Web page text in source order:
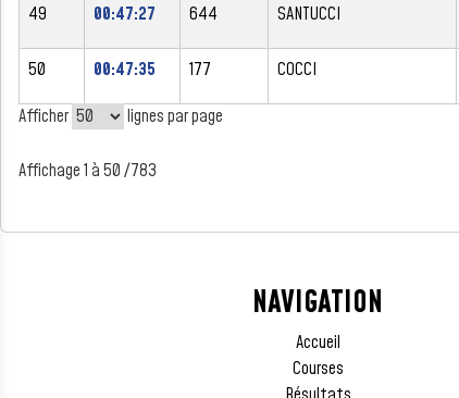
49 00:47:27 644 SANTUCCI
50 00:47:35 177 COCCI
Afficher
lignes par page
Affichage 1 à 50 /783
NAVIGATION
Accueil
Courses